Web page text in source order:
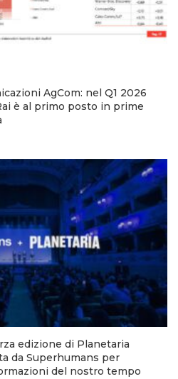
AgCom: nel Q1 2026
è al primo posto in prime
edizione di Planetaria
da Superhumans per
del nostro tempo